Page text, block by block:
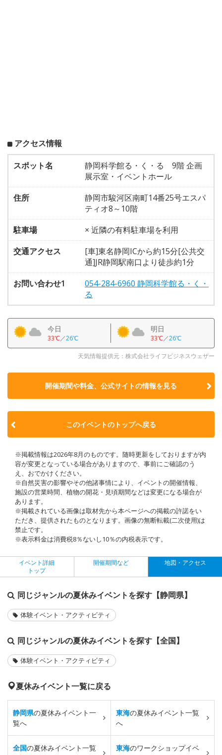
アクセス情報
スポット名
静岡科学館る・く・る 9階 企画
展示室・イベントホール
住所
静岡市駿河区南町14番25号エスパ
ティオ8～10階
駐車場
× 近隣の有料駐車場を利用
交通アクセス
[車]東名静岡ICから約15分[公共交
通]JR静岡駅南口より徒歩約1分
お問い合わせ1
054-284-6960 静岡科学館る・く・
る
今日
33℃／26℃
明日
33℃／26℃
天気情報提供元：株式会社ライフビジネスウェザー
開催期間や料金、公式サイトの情報を見る
このイベントのトップへ戻る
※掲載情報は2026年8月のものです。随時更新をしておりますが内
容が変更となっている場合がありますので、事前にご確認のう
え、おでかけください。
※自然災害の影響やその他諸事情により、イベントの開催情報、
施設の営業時間、植物の開花・見頃期間などは変更になる場合が
あります。
※掲載されている画像は取材先から本ページへの掲載の許諾をい
ただき、提供されたものとなります。画像の無断転載(二次使用)は
禁止です。
※表示料金は消費税8％ないし10％の内税表示です。
イベント詳細
トップ
開催期間など 地図・アクセス
同じジャンルの夏休みイベントを探す【静岡県】
体験イベント・アクティビティ
同じジャンルの夏休みイベントを探す【全国】
体験イベント・アクティビティ
夏休みイベント一覧に戻る
静岡県の夏休みイベント一
覧へ
東海の夏休みイベント一覧
へ
全国の夏休みイベント一覧
東海のワークショップイベ